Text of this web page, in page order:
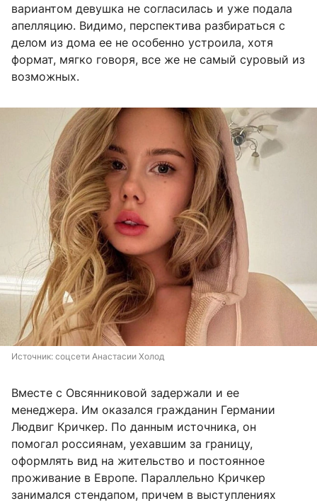
вариантом девушка не согласилась и уже подала
апелляцию. Видимо, перспектива разбираться с
делом из дома ее не особенно устроила, хотя
формат, мягко говоря, все же не самый суровый из
возможных.
Источник: соцсети Анастасии Холод
Вместе с Овсянниковой задержали и ее
менеджера. Им оказался гражданин Германии
Людвиг Кричкер. По данным источника, он
помогал россиянам, уехавшим за границу,
оформлять вид на жительство и постоянное
проживание в Европе. Параллельно Кричкер
занимался стендапом, причем в выступлениях